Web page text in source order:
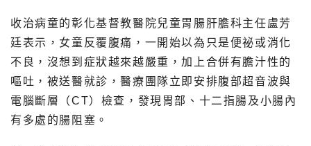
收治病童的彰化基督教醫院兒童胃腸肝膽科主任盧芳
廷表示，女童反覆腹痛，一開始以為只是便祕或消化
不良，沒想到症狀越來越嚴重，加上合併有膽汁性的
嘔吐，被送醫就診，醫療團隊立即安排腹部超音波與
電腦斷層（CT）檢查，發現胃部、十二指腸及小腸內
有多處的腸阻塞。